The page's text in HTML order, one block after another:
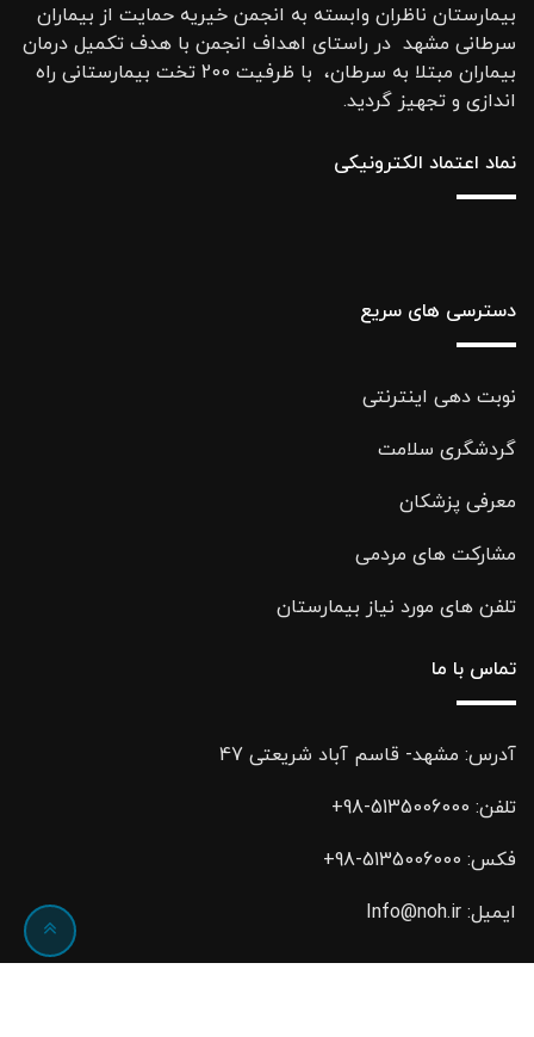
بیمارستان ناظران وابسته به انجمن خیریه حمایت از بیماران
سرطانی مشهد در راستای اهداف انجمن با هدف تکمیل درمان
بیماران مبتلا به سرطان، با ظرفیت 200 تخت بیمارستانی راه
اندازی و تجهیز گردید.
نماد اعتماد الکترونیکی
دسترسی های سریع
نوبت دهی اینترنتی
گردشگری سلامت
معرفی پزشکان
مشارکت های مردمی
تلفن های مورد نیاز بیمارستان
تماس با ما
آدرس: مشهد- قاسم آباد شریعتی 47
تلفن: 5135006000-98+
فکس: 5135006000-98+
ایمیل: Info@noh.ir